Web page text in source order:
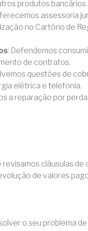
produtos bancários.
assessoria
no Cartório de
: Defendemos
de contratos.
questões de
elétrica e telefonia.
a reparação por
revisamos cláusulas
de valores
o seu problema